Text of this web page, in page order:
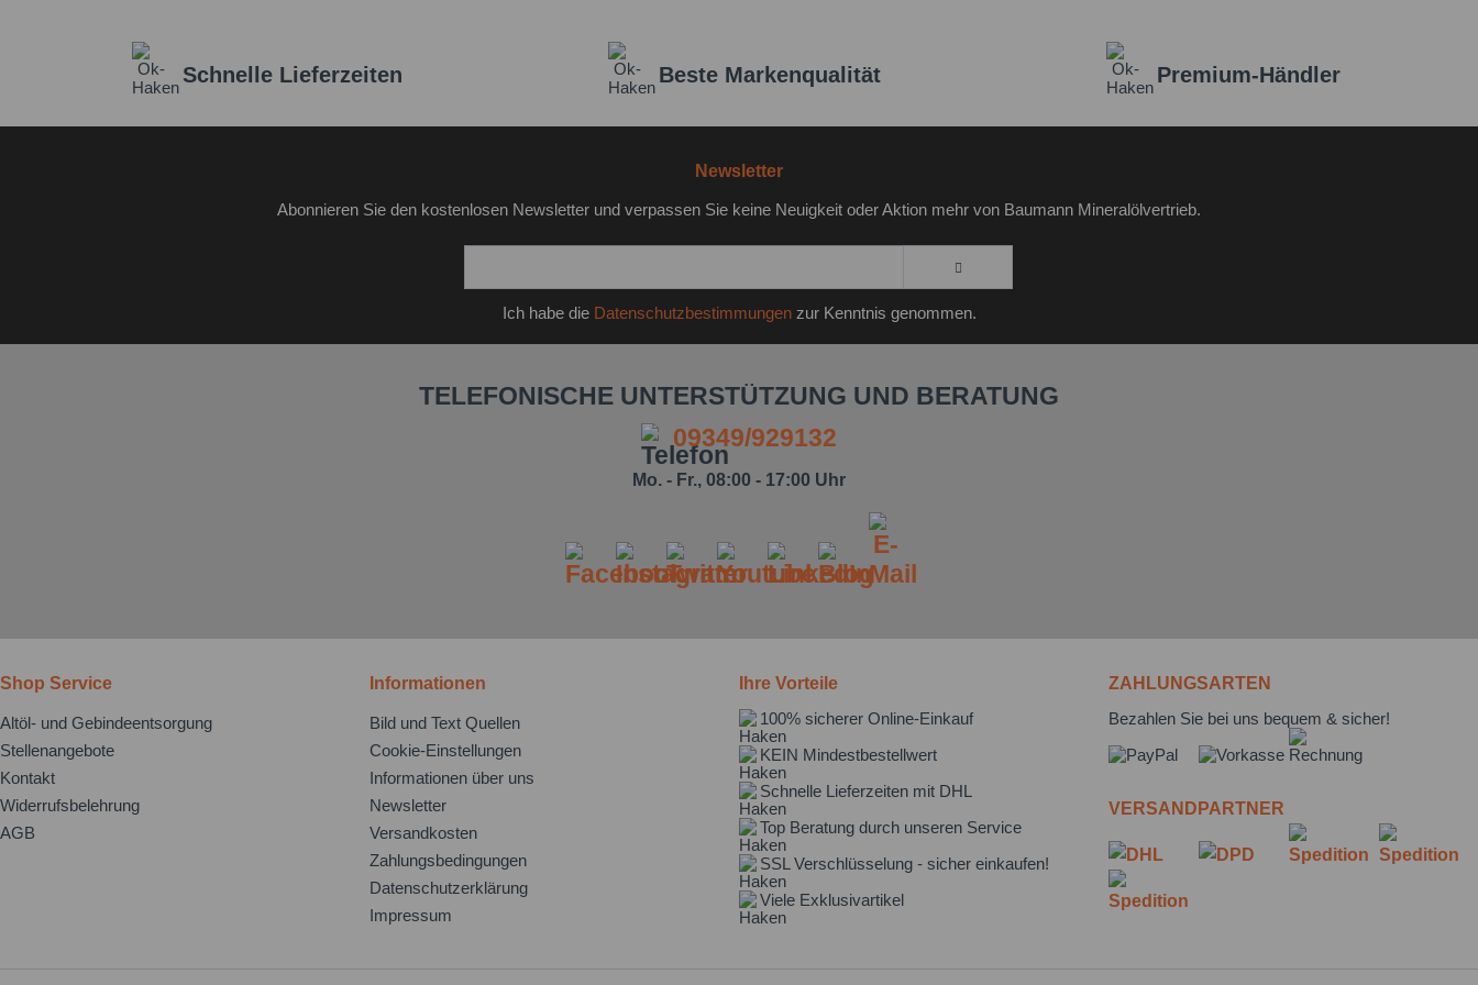
Schnelle Lieferzeiten Beste Markenqualität Premium-Händler
Newsletter
Abonnieren Sie den kostenlosen Newsletter und verpassen Sie keine Neuigkeit oder Aktion mehr von Baumann Mineralölvertrieb.
Ich habe die Datenschutzbestimmungenzur Kenntnis genommen.
TELEFONISCHE UNTERSTÜTZUNG UND BERATUNG
09349/929132
Mo. - Fr., 08:00 - 17:00 Uhr
Shop Service
Altöl- und Gebindeentsorgung
Stellenangebote
Kontakt
Widerrufsbelehrung
AGB
Informationen
Bild und Text Quellen
Cookie-Einstellungen
Informationen über uns
Newsletter
Versandkosten
Zahlungsbedingungen
Datenschutzerklärung
Impressum
Ihre Vorteile
100% sicherer Online-Einkauf
KEIN Mindestbestellwert
Schnelle Lieferzeiten mit DHL
Top Beratung durch unseren Service
SSL Verschlüsselung - sicher einkaufen!
Viele Exklusivartikel
ZAHLUNGSARTEN
Bezahlen Sie bei uns bequem & sicher!
VERSANDPARTNER